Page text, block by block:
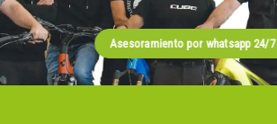
Asesoramiento por whatsapp 24/7